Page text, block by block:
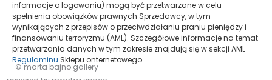
informacje o logowaniu) mogą być przetwarzane w celu
spełnienia obowiązków prawnych Sprzedawcy, w tym
wynikających z przepisów o przeciwdziałaniu praniu pieniędzy i
finansowaniu terroryzmu (AML). Szczegółowe informacje na temat
przetwarzania danych w tym zakresie znajdują się w sekcji AML
Regulaminu Sklepu onternetowego.
© marta bajno gallery